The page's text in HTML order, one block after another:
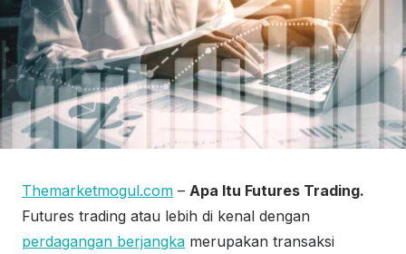
Themarketmogul.com – Apa Itu Futures Trading.
Futures trading atau lebih di kenal dengan
perdagangan berjangka merupakan transaksi